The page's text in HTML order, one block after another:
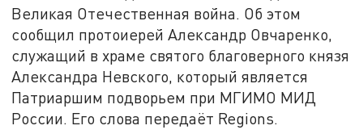
Великая Отечественная война. Об этом
сообщил протоиерей Александр Овчаренко,
служащий в храме святого благоверного князя
Александра Невского, который является
Патриаршим подворьем при МГИМО МИД
России. Его слова передаёт Regions.